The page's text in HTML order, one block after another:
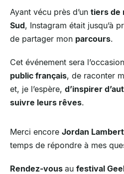
Ayant vécu près d’un tiers de
Sud, Instagram était jusqu’à
de partager mon parcours.
Cet événement sera
public français, de raconter
et, je l’espère, d’inspirer
suivre leurs rêves.
Merci encore Jordan
temps de répondre à mes
Rendez-vous au festival